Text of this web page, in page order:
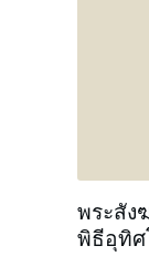
ศีลธรรม
สอนคา
พระสัง
พิธีอุทิศ